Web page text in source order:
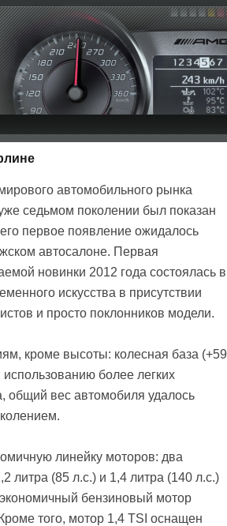
автомобильного рынка
седьмом поколении был показан
первое появление ожидалось
автосалоне. Первая
новинки 2012 года состоялась в
искусства в присутствии
и просто поклонников модели.
кроме высоты: колесная база (+59
более легких
общий вес автомобиля удалось
линейку моторов: два
литра (85 л.с.) и 1,4 литра (140 л.с.)
бензиновый мотор
того, мотор 1,4 TSI оснащен